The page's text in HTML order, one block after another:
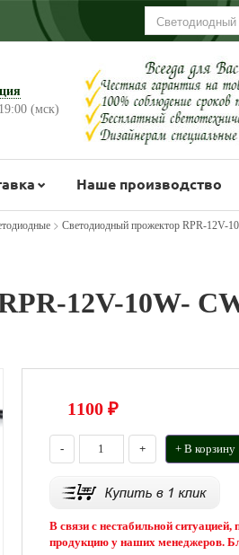
(мск)
Наше производство
> Светодиодный прожектор RPR-12V-
12V-10W-
1100₽
- + + В корзину
В связи с нестабильной
продукцию у наших менеджеров.